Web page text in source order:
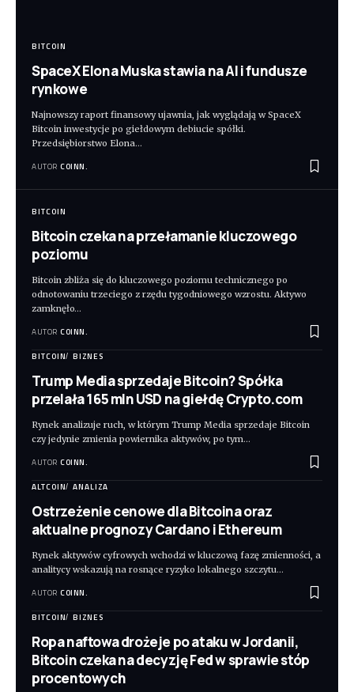
BITCOIN
SpaceX Elona Muska stawia na AI i fundusze
rynkowe
Najnowszy raport finansowy ujawnia, jak wyglądają w SpaceX
Bitcoin inwestycje po giełdowym debiucie spółki.
Przedsiębiorstwo Elona…
AUTOR COINN.
BITCOIN
Bitcoin czeka na przełamanie kluczowego
poziomu
Bitcoin zbliża się do kluczowego poziomu technicznego po
odnotowaniu trzeciego z rzędu tygodniowego wzrostu. Aktywo
zamknęło…
AUTOR COINN.
BITCOIN BIZNES
Trump Media sprzedaje Bitcoin? Spółka
przelała 165 mln USD na giełdę Crypto.com
Rynek analizuje ruch, w którym Trump Media sprzedaje Bitcoin
czy jedynie zmienia powiernika aktywów, po tym…
AUTOR COINN.
ALTCOIN ANALIZA
Ostrzeżenie cenowe dla Bitcoina oraz
aktualne prognozy Cardano i Ethereum
Rynek aktywów cyfrowych wchodzi w kluczową fazę zmienności, a
analitycy wskazują na rosnące ryzyko lokalnego szczytu…
AUTOR COINN.
BITCOIN BIZNES
Ropa naftowa drożeje po ataku w Jordanii,
Bitcoin czeka na decyzję Fed w sprawie stóp
procentowych